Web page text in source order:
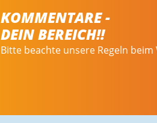
KOMMENTARE -
DEIN BEREICH!!
Bitte beachte unsere Regeln